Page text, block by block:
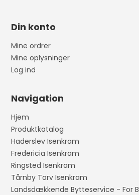
Din konto
Mine ordrer
Mine oplysninger
Log ind
Navigation
Hjem
Produktkatalog
Haderslev Isenkram
Fredericia Isenkram
Ringsted Isenkram
Tårnby Torv Isenkram
Landsdækkende Bytteservice - For